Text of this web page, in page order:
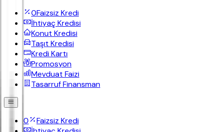
0Faizsiz Kredi
İhtiyaç Kredisi
Konut Kredisi
Taşıt Kredisi
Kredi Kartı
Promosyon
Mevduat Faizi
Tasarruf Finansman
0
Faizsiz Kredi